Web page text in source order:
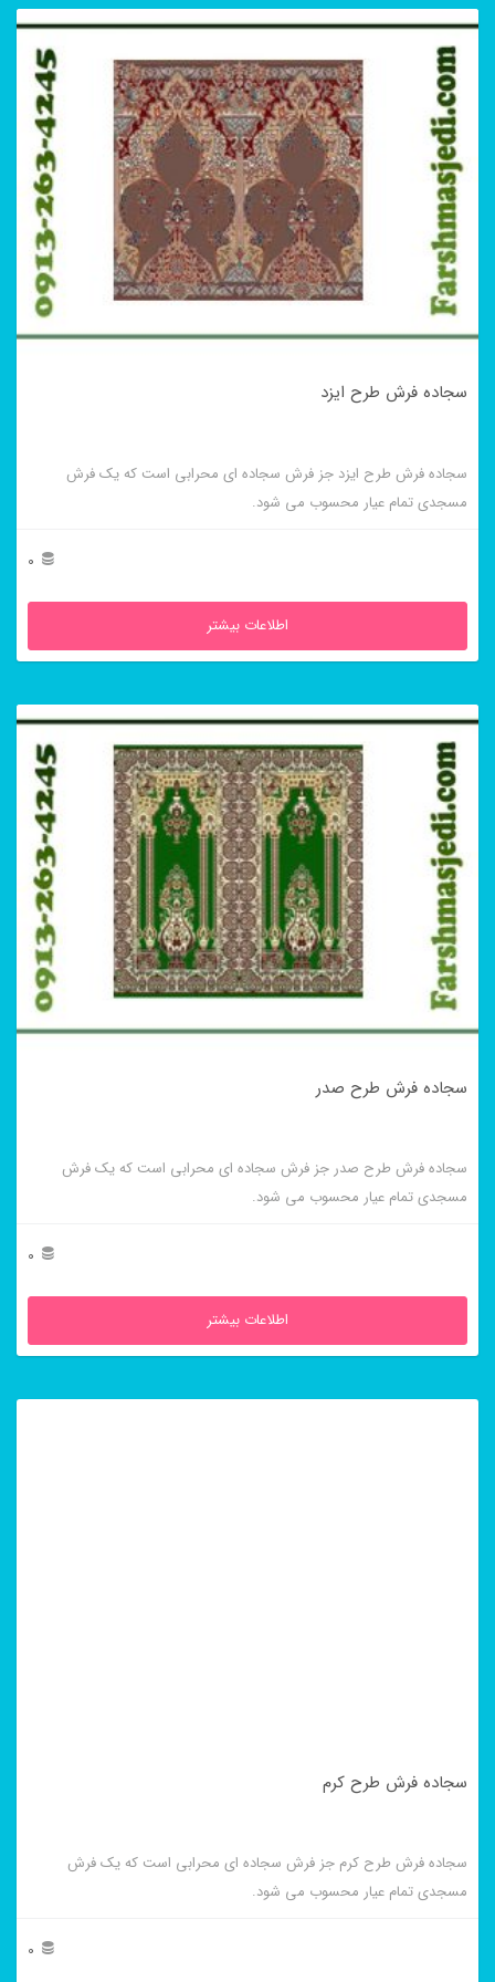
سجاده فرش طرح ایزد
سجاده فرش طرح ایزد جز فرش سجاده ای محرابی است که یک فرش
مسجدی تمام عیار محسوب می شود.
0
اطلاعات بیشتر
سجاده فرش طرح صدر
سجاده فرش طرح صدر جز فرش سجاده ای محرابی است که یک فرش
مسجدی تمام عیار محسوب می شود.
0
اطلاعات بیشتر
سجاده فرش طرح کرم
سجاده فرش طرح کرم جز فرش سجاده ای محرابی است که یک فرش
مسجدی تمام عیار محسوب می شود.
0